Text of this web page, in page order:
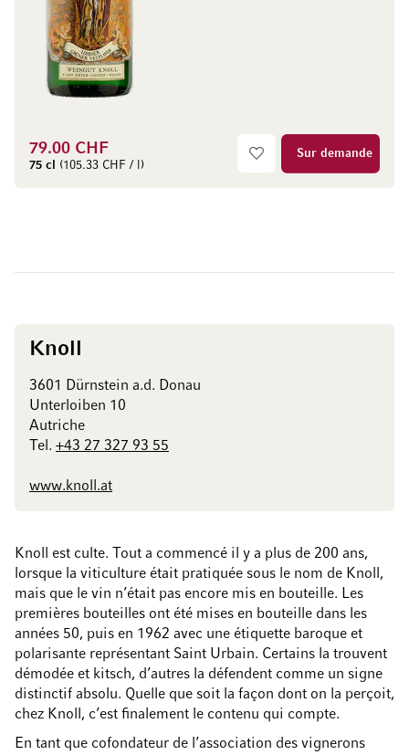
79.00 CHF
75 cl (105.33 CHF / l)
Sur demande
Knoll
3601 Dürnstein a.d. Donau
Unterloiben 10
Autriche
Tel. +43 27 327 93 55
www.knoll.at
Knoll est culte. Tout a commencé il y a plus de 200 ans,
lorsque la viticulture était pratiquée sous le nom de Knoll,
mais que le vin n’était pas encore mis en bouteille. Les
premières bouteilles ont été mises en bouteille dans les
années 50, puis en 1962 avec une étiquette baroque et
polarisante représentant Saint Urbain. Certains la trouvent
démodée et kitsch, d’autres la défendent comme un signe
distinctif absolu. Quelle que soit la façon dont on la perçoit,
chez Knoll, c’est finalement le contenu qui compte.
En tant que cofondateur de l’association des vignerons